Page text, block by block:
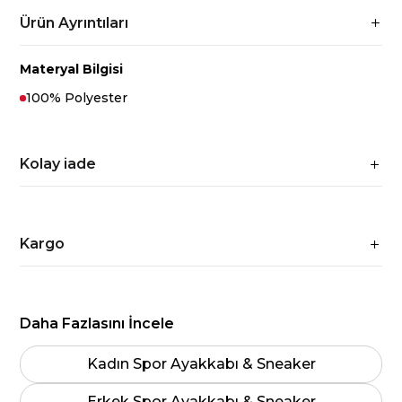
Ürün Ayrıntıları
Materyal Bilgisi
100% Polyester
Kolay iade
Kargo
Daha Fazlasını İncele
Kadın Spor Ayakkabı & Sneaker